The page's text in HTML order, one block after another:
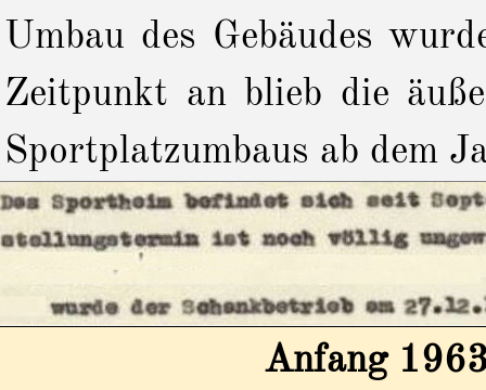
Umbau des Gebäudes
Zeitpunkt an blieb die
Sportplatzumbaus ab dem
Anfang